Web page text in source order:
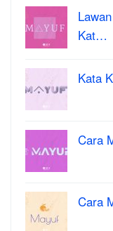
Kat…
Kata
Cara
Cara